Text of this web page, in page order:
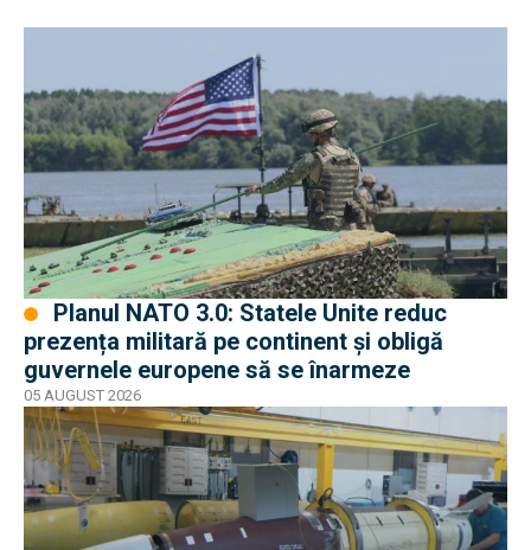
prezența militară pe continent și obligă
guvernele europene să se înarmeze
05 AUGUST 2026